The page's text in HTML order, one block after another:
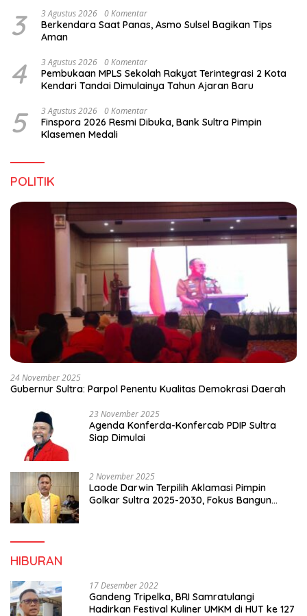
3 3 Agustus 2026 0 Komentar
Berkendara Saat Panas, Asmo Sulsel Bagikan Tips
Aman
4 3 Agustus 2026 0 Komentar
Pembukaan MPLS Sekolah Rakyat Terintegrasi 2 Kota
Kendari Tandai Dimulainya Tahun Ajaran Baru
5 3 Agustus 2026 0 Komentar
Finspora 2026 Resmi Dibuka, Bank Sultra Pimpin
Klasemen Medali
POLITIK
24 November 2025
Gubernur Sultra: Parpol Penentu Kualitas Demokrasi Daerah
23 November 2025
Agenda Konferda-Konfercab PDIP Sultra
Siap Dimulai
2 November 2025
Laode Darwin Terpilih Aklamasi Pimpin
Golkar Sultra 2025-2030, Fokus Bangun
HIBURAN
17 Desember 2022
Gandeng Tripelka, BRI Samratulangi
Hadirkan Festival Kuliner UMKM di HUT ke 127